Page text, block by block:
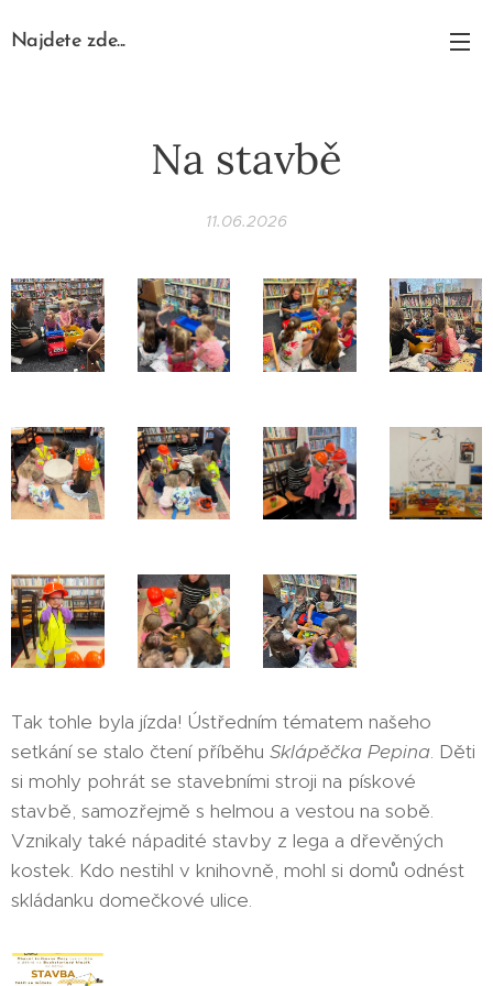
Najdete zde...
Na stavbě
11.06.2026
Tak tohle byla jízda! Ústředním tématem našeho
setkání se stalo čtení příběhu Sklápěčka Pepina. Děti
si mohly pohrát se stavebními stroji na pískové
stavbě, samozřejmě s helmou a vestou na sobě.
Vznikaly také nápadité stavby z lega a dřevěných
kostek. Kdo nestihl v knihovně, mohl si domů odnést
skládanku domečkové ulice.